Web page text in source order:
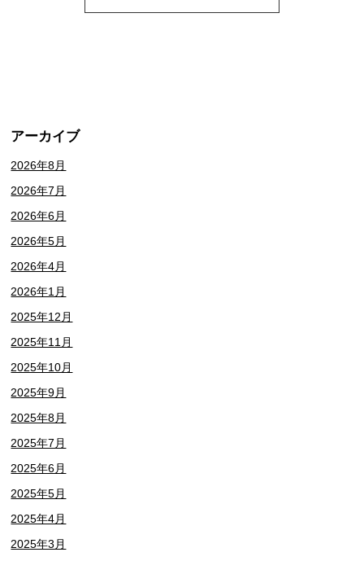
アーカイブ
2026年8月
2026年7月
2026年6月
2026年5月
2026年4月
2026年1月
2025年12月
2025年11月
2025年10月
2025年9月
2025年8月
2025年7月
2025年6月
2025年5月
2025年4月
2025年3月